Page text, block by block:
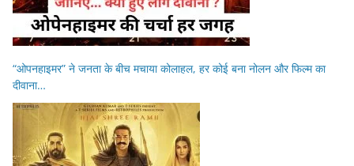
“ओपनहाइमर” ने जनता के बीच मचाया कोलाहल, हर कोई बना नोलन और फिल्म का
दीवाना…